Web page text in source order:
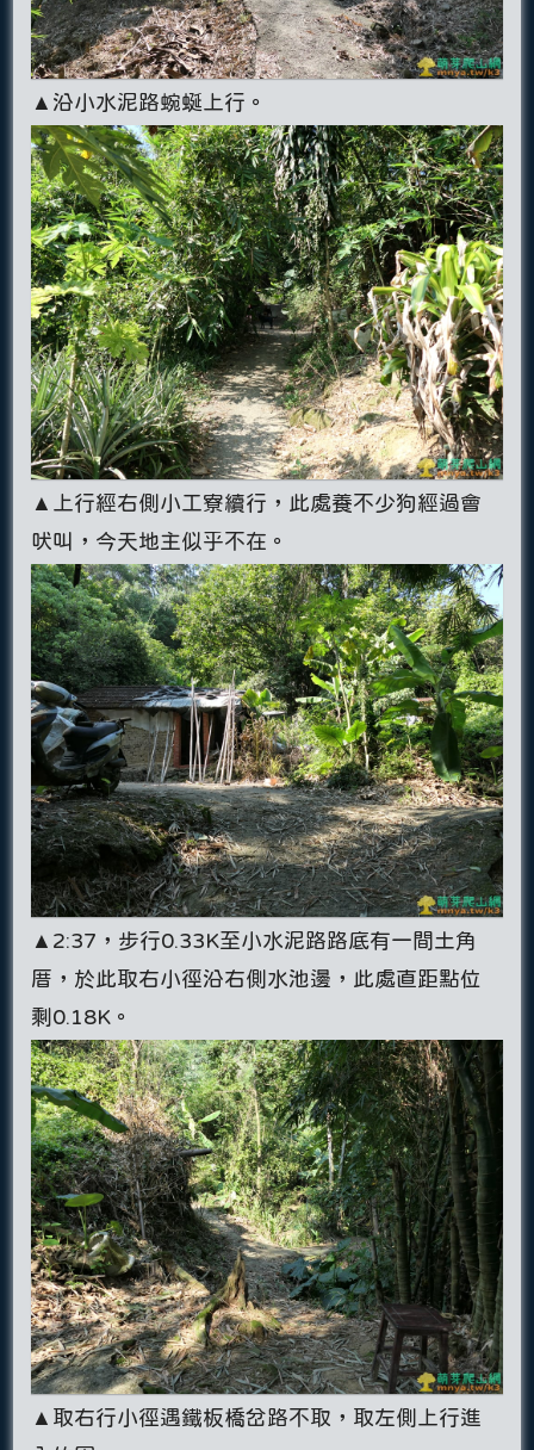
▲沿小水泥路蜿蜒上行。
▲上行經右側小工寮續行，此處養不少狗經過會
吠叫，今天地主似乎不在。
▲2:37，步行0.33K至小水泥路路底有一間土角
厝，於此取右小徑沿右側水池邊，此處直距點位
剩0.18K。
▲取右行小徑遇鐵板橋岔路不取，取左側上行進